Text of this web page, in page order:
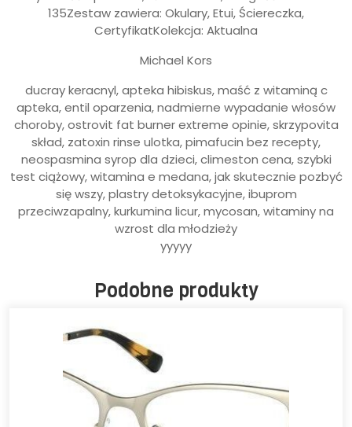
135Zestaw zawiera: Okulary, Etui, Ściereczka,
CertyfikatKolekcja: Aktualna
Michael Kors
ducray keracnyl, apteka hibiskus, maść z witaminą c
apteka, entil oparzenia, nadmierne wypadanie włosów
choroby, ostrovit fat burner extreme opinie, skrzypovita
skład, zatoxin rinse ulotka, pimafucin bez recepty,
neospasmina syrop dla dzieci, climeston cena, szybki
test ciążowy, witamina e medana, jak skutecznie pozbyć
się wszy, plastry detoksykacyjne, ibuprom
przeciwzapalny, kurkumina licur, mycosan, witaminy na
wzrost dla młodzieży
yyyyy
Podobne produkty